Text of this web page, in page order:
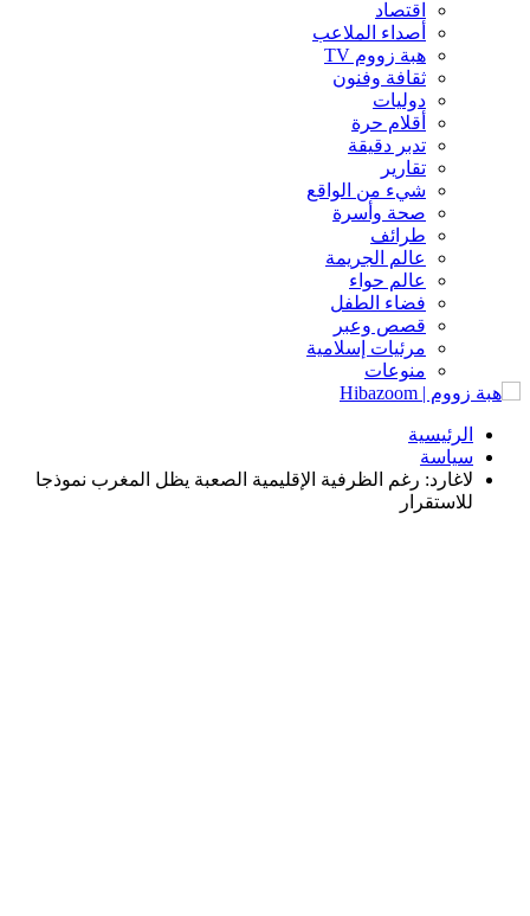
اقتصاد
أصداء الملاعب
هبة زووم TV
ثقافة وفنون
دوليات
أقلام حرة
تدبر دقيقة
تقارير
شيء من الواقع
صحة وأسرة
طرائف
عالم الجريمة
عالم حواء
فضاء الطفل
قصص وعبر
مرئيات إسلامية
منوعات
الرئيسية
سياسة
لاغارد: رغم الظرفية الإقليمية الصعبة يظل المغرب نموذجا
للاستقرار